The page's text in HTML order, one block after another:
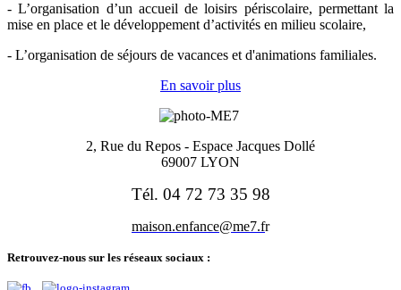
- L’organisation d’un accueil de loisirs périscolaire, permettant la
mise en place et le développement d’activités en milieu scolaire,
- L’organisation de séjours de vacances et d'animations familiales.
En savoir plus
2, Rue du Repos - Espace Jacques Dollé
69007 LYON
Tél. 04 72 73 35 98
maison.enfance@me7.fr
Retrouvez-nous sur les réseaux sociaux :